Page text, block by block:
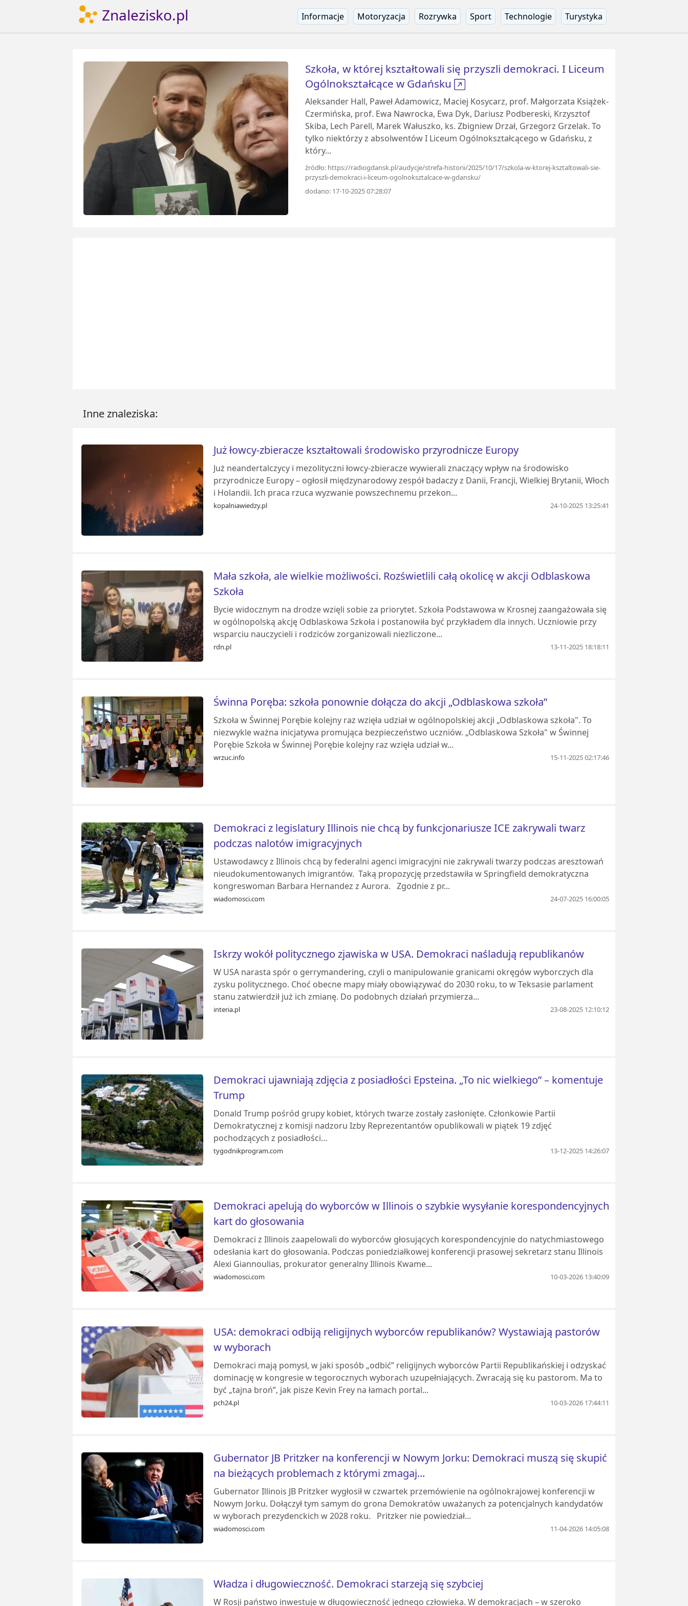
Znalezisko.pl Informacje Motoryzacja Rozrywka Sport Technologie Turystyka
Szkoła, w której kształtowali się przyszli demokraci. I Liceum
Ogólnokształcące w Gdańsku
Aleksander Hall, Paweł Adamowicz, Maciej Kosycarz, prof. Małgorzata Książek-
Czermińska, prof. Ewa Nawrocka, Ewa Dyk, Dariusz Podbereski, Krzysztof
Skiba, Lech Parell, Marek Wałuszko, ks. Zbigniew Drzał, Grzegorz Grzelak. To
tylko niektórzy z absolwentów I Liceum Ogólnokształcącego w Gdańsku, z
który...
źródło: https://radiogdansk.pl/audycje/strefa-historii/2025/10/17/szkola-w-ktorej-ksztaltowali-sie-
przyszli-demokraci-i-liceum-ogolnoksztalcace-w-gdansku/
dodano: 17-10-2025 07:28:07
Inne znaleziska:
Już łowcy-zbieracze kształtowali środowisko przyrodnicze Europy
Już neandertalczycy i mezolityczni łowcy-zbieracze wywierali znaczący wpływ na środowisko
przyrodnicze Europy – ogłosił międzynarodowy zespół badaczy z Danii, Francji, Wielkiej Brytanii, Włoch
i Holandii. Ich praca rzuca wyzwanie powszechnemu przekon...
kopalniawiedzy.pl 24-10-2025 13:25:41
Mała szkoła, ale wielkie możliwości. Rozświetlili całą okolicę w akcji Odblaskowa
Szkoła
Bycie widocznym na drodze wzięli sobie za priorytet. Szkoła Podstawowa w Krosnej zaangażowała się
w ogólnopolską akcję Odblaskowa Szkoła i postanowiła być przykładem dla innych. Uczniowie przy
wsparciu nauczycieli i rodziców zorganizowali niezliczone...
rdn.pl 13-11-2025 18:18:11
Świnna Poręba: szkoła ponownie dołącza do akcji „Odblaskowa szkoła”
Szkoła w Świnnej Porębie kolejny raz wzięła udział w ogólnopolskiej akcji „Odblaskowa szkoła". To
niezwykle ważna inicjatywa promująca bezpieczeństwo uczniów. „Odblaskowa Szkoła" w Świnnej
Porębie Szkoła w Świnnej Porębie kolejny raz wzięła udział w...
wrzuc.info 15-11-2025 02:17:46
Demokraci z legislatury Illinois nie chcą by funkcjonariusze ICE zakrywali twarz
podczas nalotów imigracyjnych
Ustawodawcy z Illinois chcą by federalni agenci imigracyjni nie zakrywali twarzy podczas aresztowań
nieudokumentowanych imigrantów. Taką propozycję przedstawiła w Springfield demokratyczna
kongreswoman Barbara Hernandez z Aurora. Zgodnie z pr...
wiadomosci.com 24-07-2025 16:00:05
Iskrzy wokół politycznego zjawiska w USA. Demokraci naśladują republikanów
W USA narasta spór o gerrymandering, czyli o manipulowanie granicami okręgów wyborczych dla
zysku politycznego. Choć obecne mapy miały obowiązywać do 2030 roku, to w Teksasie parlament
stanu zatwierdził już ich zmianę. Do podobnych działań przymierza...
interia.pl 23-08-2025 12:10:12
Demokraci ujawniają zdjęcia z posiadłości Epsteina. „To nic wielkiego” – komentuje
Trump
Donald Trump pośród grupy kobiet, których twarze zostały zasłonięte. Członkowie Partii
Demokratycznej z komisji nadzoru Izby Reprezentantów opublikowali w piątek 19 zdjęć
pochodzących z posiadłości…
tygodnikprogram.com 13-12-2025 14:26:07
Demokraci apelują do wyborców w Illinois o szybkie wysyłanie korespondencyjnych
kart do głosowania
Demokraci z Illinois zaapelowali do wyborców głosujących korespondencyjnie do natychmiastowego
odesłania kart do głosowania. Podczas poniedziałkowej konferencji prasowej sekretarz stanu Illinois
Alexi Giannoulias, prokurator generalny Illinois Kwame...
wiadomosci.com 10-03-2026 13:40:09
USA: demokraci odbiją religijnych wyborców republikanów? Wystawiają pastorów
w wyborach
Demokraci mają pomysł, w jaki sposób „odbić” religijnych wyborców Partii Republikańskiej i odzyskać
dominację w kongresie w tegorocznych wyborach uzupełniających. Zwracają się ku pastorom. Ma to
być „tajna broń”, jak pisze Kevin Frey na łamach portal...
pch24.pl 10-03-2026 17:44:11
Gubernator JB Pritzker na konferencji w Nowym Jorku: Demokraci muszą się skupić
na bieżących problemach z którymi zmagaj...
Gubernator Illinois JB Pritzker wygłosił w czwartek przemówienie na ogólnokrajowej konferencji w
Nowym Jorku. Dołączył tym samym do grona Demokratów uważanych za potencjalnych kandydatów
w wyborach prezydenckich w 2028 roku. Pritzker nie powiedział...
wiadomosci.com 11-04-2026 14:05:08
Władza i długowieczność. Demokraci starzeją się szybciej
W Rosji państwo inwestuje w długowieczność jednego człowieka. W demokracjach – w szeroko